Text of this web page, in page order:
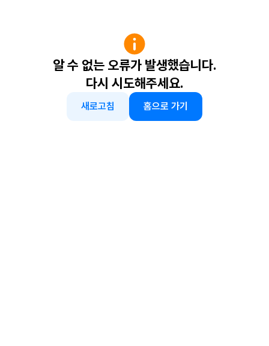
알 수 없는 오류가 발생했습니다.
다시 시도해주세요.
새로고침 홈으로 가기